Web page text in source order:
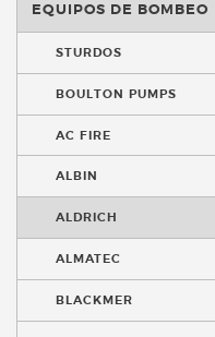
EQUIPOS DE BOMBEO
STURDOS
BOULTON PUMPS
AC FIRE
ALBIN
ALDRICH
ALMATEC
BLACKMER